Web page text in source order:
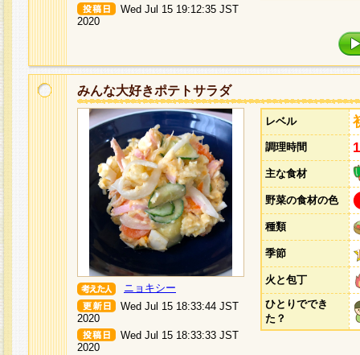
Wed Jul 15 19:12:35 JST
2020
みんな大好きポテトサラダ
ニョキシー
Wed Jul 15 18:33:44 JST
2020
Wed Jul 15 18:33:33 JST
2020
レベル
調理時間
主な食材
野菜の食材の色
種類
季節
火と包丁
ひとりででき
た？